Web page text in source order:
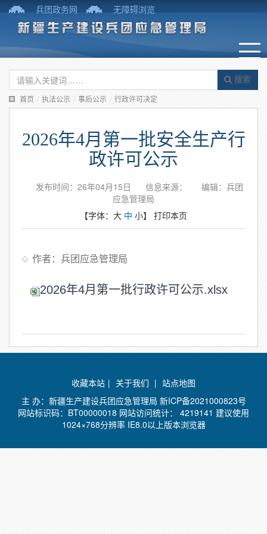
兵团政务网 无障碍浏览
搜索
首页 / 执法公示 / 事后公示 / 行政许可决定
2026年4月第一批安全生产行
政许可公示
发布时间：26年04月15日 信息来源：
编辑：兵团
应急管理局
【字体： 大 中 小】 打印本页
作者：兵团应急管理局
2026年4月第一批行政许可公示.xlsx
收藏本站 | 关于我们 | 站点地图
主 办：新疆生产建设兵团应急管理局 新ICP备2021000823号
网站标识码：BT00000018 网站访问统计： 4219141 建议使用
1024×768分辨率 IE8.0以上版本浏览器